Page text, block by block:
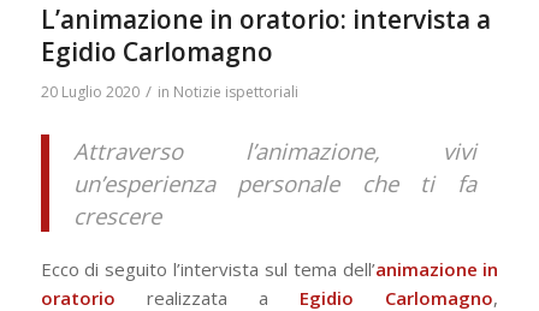
L’animazione in oratorio: intervista a
Egidio Carlomagno
20 Luglio 2020 / in Notizie ispettoriali
Attraverso l’animazione, vivi
un’esperienza personale che ti fa
crescere
Ecco di seguito l’intervista sul tema dell’animazione in
oratorio realizzata a Egidio Carlomagno,